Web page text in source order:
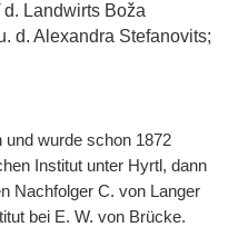
d. Landwirts Boža
d. Alexandra Stefanovits;
und wurde schon 1872
Institut unter Hyrtl, dann
Nachfolger C. von Langer
bei E. W. von Brücke.